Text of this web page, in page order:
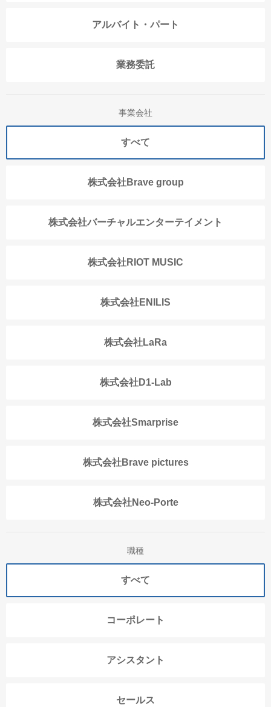
アルバイト・パート
業務委託
事業会社
すべて
株式会社Brave group
株式会社バーチャルエンターテイメント
株式会社RIOT MUSIC
株式会社ENILIS
株式会社LaRa
株式会社D1-Lab
株式会社Smarprise
株式会社Brave pictures
株式会社Neo-Porte
職種
すべて
コーポレート
アシスタント
セールス